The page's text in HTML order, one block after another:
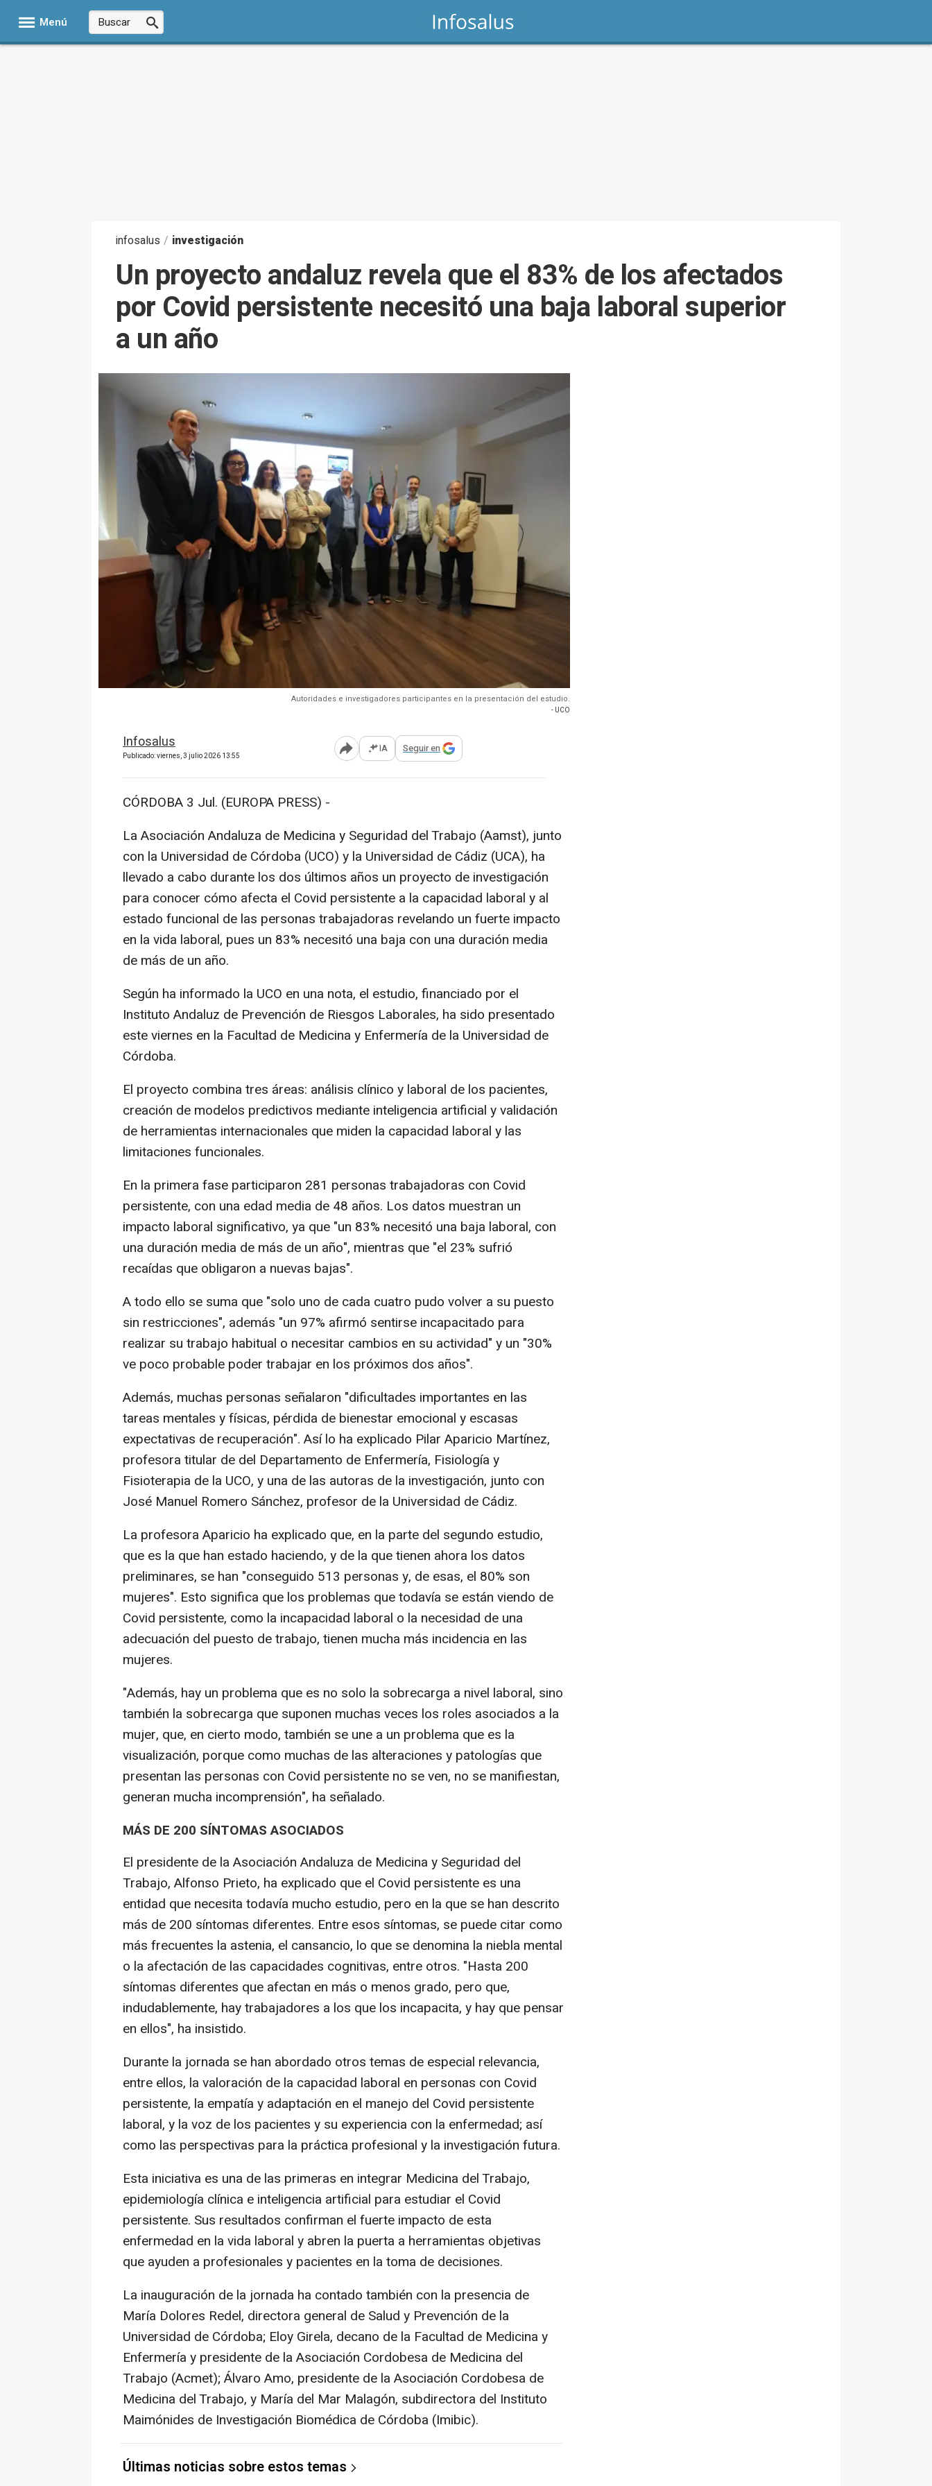
Menú
infosalus / investigación
Un proyecto andaluz revela que el 83% de los afectados
por Covid persistente necesitó una baja laboral superior
a un año
Autoridades e investigadores participantes en la presentación del estudio.
- UCO
Infosalus
Publicado: viernes, 3 julio 2026 13:55 Abrir opciones para compartir
IA Seguir en
CÓRDOBA 3 Jul. (EUROPA PRESS) -
La Asociación Andaluza de Medicina y Seguridad del Trabajo (Aamst), junto
con la Universidad de Córdoba (UCO) y la Universidad de Cádiz (UCA), ha
llevado a cabo durante los dos últimos años un proyecto de investigación
para conocer cómo afecta el Covid persistente a la capacidad laboral y al
estado funcional de las personas trabajadoras revelando un fuerte impacto
en la vida laboral, pues un 83% necesitó una baja con una duración media
de más de un año.
Según ha informado la UCO en una nota, el estudio, financiado por el
Instituto Andaluz de Prevención de Riesgos Laborales, ha sido presentado
este viernes en la Facultad de Medicina y Enfermería de la Universidad de
Córdoba.
El proyecto combina tres áreas: análisis clínico y laboral de los pacientes,
creación de modelos predictivos mediante inteligencia artificial y validación
de herramientas internacionales que miden la capacidad laboral y las
limitaciones funcionales.
En la primera fase participaron 281 personas trabajadoras con Covid
persistente, con una edad media de 48 años. Los datos muestran un
impacto laboral significativo, ya que "un 83% necesitó una baja laboral, con
una duración media de más de un año", mientras que "el 23% sufrió
recaídas que obligaron a nuevas bajas".
A todo ello se suma que "solo uno de cada cuatro pudo volver a su puesto
sin restricciones", además "un 97% afirmó sentirse incapacitado para
realizar su trabajo habitual o necesitar cambios en su actividad" y un "30%
ve poco probable poder trabajar en los próximos dos años".
Además, muchas personas señalaron "dificultades importantes en las
tareas mentales y físicas, pérdida de bienestar emocional y escasas
expectativas de recuperación". Así lo ha explicado Pilar Aparicio Martínez,
profesora titular de del Departamento de Enfermería, Fisiología y
Fisioterapia de la UCO, y una de las autoras de la investigación, junto con
José Manuel Romero Sánchez, profesor de la Universidad de Cádiz.
La profesora Aparicio ha explicado que, en la parte del segundo estudio,
que es la que han estado haciendo, y de la que tienen ahora los datos
preliminares, se han "conseguido 513 personas y, de esas, el 80% son
mujeres". Esto significa que los problemas que todavía se están viendo de
Covid persistente, como la incapacidad laboral o la necesidad de una
adecuación del puesto de trabajo, tienen mucha más incidencia en las
mujeres.
"Además, hay un problema que es no solo la sobrecarga a nivel laboral, sino
también la sobrecarga que suponen muchas veces los roles asociados a la
mujer, que, en cierto modo, también se une a un problema que es la
visualización, porque como muchas de las alteraciones y patologías que
presentan las personas con Covid persistente no se ven, no se manifiestan,
generan mucha incomprensión", ha señalado.
MÁS DE 200 SÍNTOMAS ASOCIADOS
El presidente de la Asociación Andaluza de Medicina y Seguridad del
Trabajo, Alfonso Prieto, ha explicado que el Covid persistente es una
entidad que necesita todavía mucho estudio, pero en la que se han descrito
más de 200 síntomas diferentes. Entre esos síntomas, se puede citar como
más frecuentes la astenia, el cansancio, lo que se denomina la niebla mental
o la afectación de las capacidades cognitivas, entre otros. "Hasta 200
síntomas diferentes que afectan en más o menos grado, pero que,
indudablemente, hay trabajadores a los que los incapacita, y hay que pensar
en ellos", ha insistido.
Durante la jornada se han abordado otros temas de especial relevancia,
entre ellos, la valoración de la capacidad laboral en personas con Covid
persistente, la empatía y adaptación en el manejo del Covid persistente
laboral, y la voz de los pacientes y su experiencia con la enfermedad; así
como las perspectivas para la práctica profesional y la investigación futura.
Esta iniciativa es una de las primeras en integrar Medicina del Trabajo,
epidemiología clínica e inteligencia artificial para estudiar el Covid
persistente. Sus resultados confirman el fuerte impacto de esta
enfermedad en la vida laboral y abren la puerta a herramientas objetivas
que ayuden a profesionales y pacientes en la toma de decisiones.
La inauguración de la jornada ha contado también con la presencia de
María Dolores Redel, directora general de Salud y Prevención de la
Universidad de Córdoba; Eloy Girela, decano de la Facultad de Medicina y
Enfermería y presidente de la Asociación Cordobesa de Medicina del
Trabajo (Acmet); Álvaro Amo, presidente de la Asociación Cordobesa de
Medicina del Trabajo, y María del Mar Malagón, subdirectora del Instituto
Maimónides de Investigación Biomédica de Córdoba (Imibic).
Últimas noticias sobre estos temas